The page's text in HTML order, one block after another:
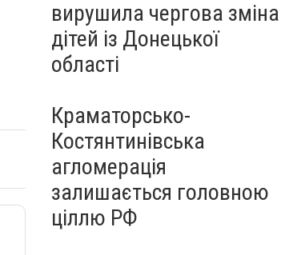
вирушила чергова зміна
дітей із Донецької
області
Краматорсько-
Костянтинівська
агломерація
залишається головною
ціллю РФ